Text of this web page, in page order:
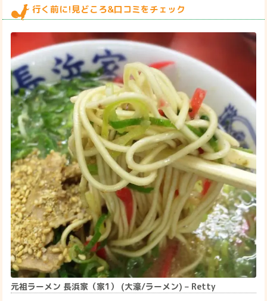
行く前に!見どころ&口コミをチェック
元祖ラーメン 長浜家（家1） (大濠/ラーメン) – Retty